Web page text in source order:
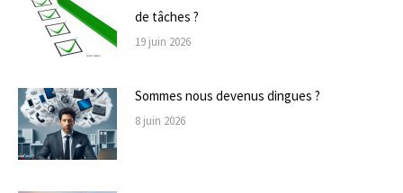
de tâches ?
19 juin 2026
Sommes nous devenus dingues ?
8 juin 2026